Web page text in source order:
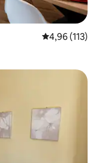
Średnia
4,96 (113)